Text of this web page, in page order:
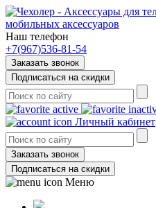
мобильных аксессуаров
Наш телефон
+7(967)536-81-54
Заказать звонок
Подписаться на скидки
Личный кабинет
Заказать звонок
Подписаться на скидки
Меню